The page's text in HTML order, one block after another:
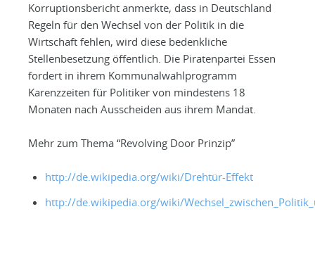
Korruptionsbericht anmerkte, dass in Deutschland
Regeln für den Wechsel von der Politik in die
Wirtschaft fehlen, wird diese bedenkliche
Stellenbesetzung öffentlich. Die Piratenpartei Essen
fordert in ihrem Kommunalwahlprogramm
Karenzzeiten für Politiker von mindestens 18
Monaten nach Ausscheiden aus ihrem Mandat.
Mehr zum Thema “Revolving Door Prinzip”
http://de.wikipedia.org/wiki/Drehtür-Effekt
http://de.wikipedia.org/wiki/